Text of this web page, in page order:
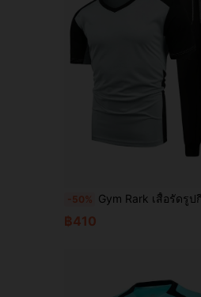
-50% Gym Rark เสื้อรัดรูปกีฬาผู้ชายสไตล์แฟนหนุ่ม
฿410